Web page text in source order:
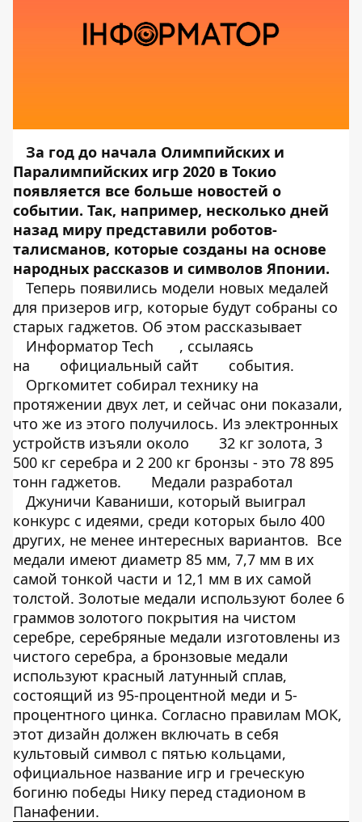
За год до начала Олимпийских и
Паралимпийских игр 2020 в Токио
появляется все больше новостей о
событии. Так, например, несколько дней
назад миру представили роботов-
талисманов, которые созданы на основе
народных рассказов и символов Японии.
Теперь появились модели новых медалей
для призеров игр, которые будут собраны со
старых гаджетов. Об этом рассказывает
Информатор Tech
, ссылаясь
на
официальный сайт
события.
Оргкомитет собирал технику на
протяжении двух лет, и сейчас они показали,
что же из этого получилось. Из электронных
устройств изъяли около
32 кг золота, 3
500 кг серебра и 2 200 кг бронзы - это 78 895
тонн гаджетов.
Медали разработал
Джуничи Каваниши, который выиграл
конкурс с идеями, среди которых было 400
других, не менее интересных вариантов. Все
медали имеют диаметр 85 мм, 7,7 мм в их
самой тонкой части и 12,1 мм в их самой
толстой. Золотые медали используют более 6
граммов золотого покрытия на чистом
серебре, серебряные медали изготовлены из
чистого серебра, а бронзовые медали
используют красный латунный сплав,
состоящий из 95-процентной меди и 5-
процентного цинка. Согласно правилам МОК,
этот дизайн должен включать в себя
культовый символ с пятью кольцами,
официальное название игр и греческую
богиню победы Нику перед стадионом в
Панафении.